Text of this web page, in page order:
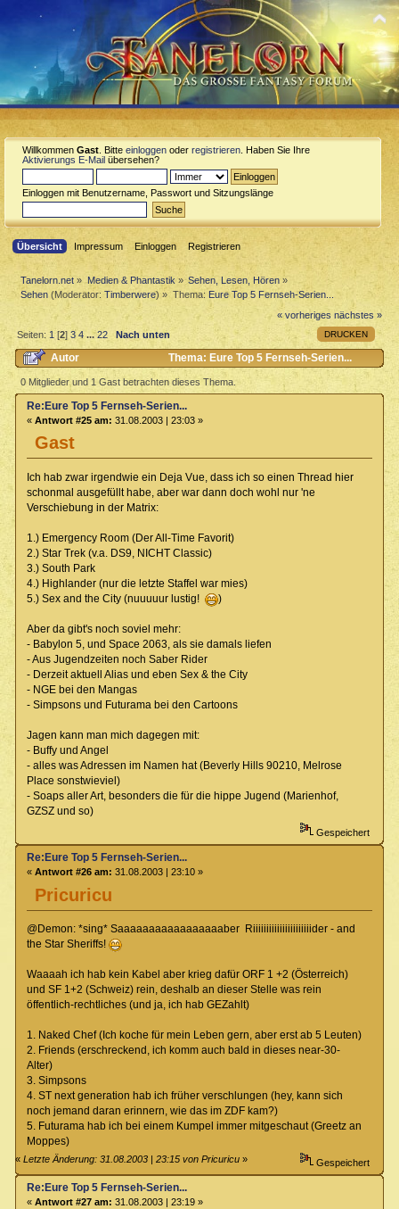
Willkommen Gast . Bitte einloggen oder registrieren . Haben Sie Ihre
Aktivierungs E-Mail übersehen?
Einloggen mit Benutzername, Passwort und Sitzungslänge
Übersicht Impressum Einloggen Registrieren
Tanelorn.net » Medien & Phantastik » Sehen, Lesen, Hören »
Sehen (Moderator:Timberwere) » Thema: Eure Top 5 Fernseh-Serien...
« vorheriges nächstes »
DRUCKEN
Seiten:1[2]3 4 ...22 Nach unten
Autor
Thema: Eure Top 5 Fernseh-Serien...
(Gelesen 197646 mal)
0 Mitglieder und 1 Gast betrachten dieses Thema.
Gast
Re:Eure Top 5 Fernseh-Serien...
« Antwort #25 am: 31.08.2003 | 23:03 »
Ich hab zwar irgendwie ein Deja Vue, dass ich so einen Thread hier
schonmal ausgefüllt habe, aber war dann doch wohl nur 'ne
Verschiebung in der Matrix:
1.) Emergency Room (Der All-Time Favorit)
2.) Star Trek (v.a. DS9, NICHT Classic)
3.) South Park
4.) Highlander (nur die letzte Staffel war mies)
5.) Sex and the City (nuuuuur lustig!
)
Aber da gibt's noch soviel mehr:
- Babylon 5, und Space 2063, als sie damals liefen
- Aus Jugendzeiten noch Saber Rider
- Derzeit aktuell Alias und eben Sex & the City
- NGE bei den Mangas
- Simpsons und Futurama bei den Cartoons
Jagen kann man mich dagegen mit:
- Buffy und Angel
- alles was Adressen im Namen hat (Beverly Hills 90210, Melrose
Place sonstwieviel)
- Soaps aller Art, besonders die für die hippe Jugend (Marienhof,
GZSZ und so)
Gespeichert
Pricuricu
Re:Eure Top 5 Fernseh-Serien...
« Antwort #26 am: 31.08.2003 | 23:10 »
@Demon: *sing* Saaaaaaaaaaaaaaaaaber Riiiiiiiiiiiiiiiiiiiiiider - and
the Star Sheriffs!
Waaaah ich hab kein Kabel aber krieg dafür ORF 1 +2 (Österreich)
und SF 1+2 (Schweiz) rein, deshalb an dieser Stelle was rein
öffentlich-rechtliches (und ja, ich hab GEZahlt)
1. Naked Chef (Ich koche für mein Leben gern, aber erst ab 5 Leuten)
2. Friends (erschreckend, ich komm auch bald in dieses near-30-
Alter)
3. Simpsons
4. ST next generation hab ich früher verschlungen (hey, kann sich
noch jemand daran erinnern, wie das im ZDF kam?)
5. Futurama hab ich bei einem Kumpel immer mitgeschaut (Greetz an
Moppes)
«Letzte Änderung: 31.08.2003 | 23:15 von Pricuricu » Gespeichert
Re:Eure Top 5 Fernseh-Serien...
« Antwort #27 am: 31.08.2003 | 23:19 »